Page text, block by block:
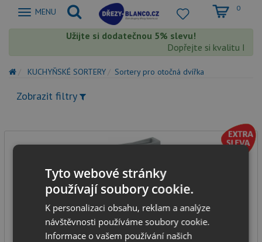
Zobrazit
MENU 0
Užijte si dodatečnou 5% slevu!
Dopřejte si kvalitu
KUCHYŇSKÉ SORTERY Sortery pro otočná dvířka
Zobrazit filtry
Blanco Select SINGOLO 512880
Tyto webové stránky
používají soubory cookie.
K personalizaci obsahu, reklam a analýze
návštěvnosti používáme soubory cookie.
Informace o vašem používání našich